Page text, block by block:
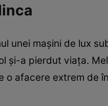
unei mașini de lux
și-a pierdut viața.
afacere extrem de